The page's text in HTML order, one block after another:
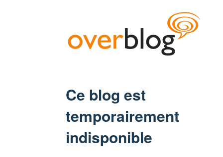
Ce blog est
temporairement
indisponible